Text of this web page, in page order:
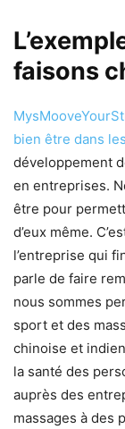
faisons
bien être dans
développement
en entreprises.
être pour
d’eux même.
l’entreprise qui
parle de faire
nous sommes
sport et des
chinoise et
la santé des
auprès des
massages à des